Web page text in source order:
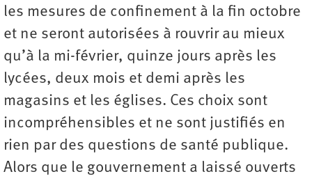
les mesures de confinement à la fin octobre
et ne seront autorisées à rouvrir au mieux
qu’à la mi-février, quinze jours après les
lycées, deux mois et demi après les
magasins et les églises. Ces choix sont
incompréhensibles et ne sont justifiés en
rien par des questions de santé publique.
Alors que le gouvernement a laissé ouverts